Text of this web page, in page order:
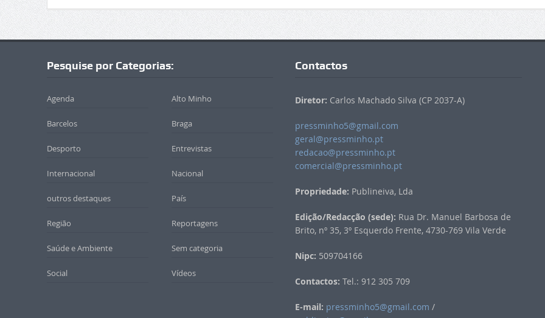
Pesquise por Categorias:
Agenda Alto Minho
Barcelos Braga
Desporto Entrevistas
Internacional Nacional
outros destaques País
Região Reportagens
Saúde e Ambiente Sem categoria
Social Vídeos
Contactos
Diretor: Carlos Machado Silva (CP 2037-A)
pressminho5@gmail.com
geral@pressminho.pt
redacao@pressminho.pt
comercial@pressminho.pt
Propriedade: Publineiva, Lda
Edição/Redacção (sede): Rua Dr. Manuel Barbosa de
Brito, nº 35, 3º Esquerdo Frente, 4730-769 Vila Verde
Nipc: 509704166
Contactos: Tel.: 912 305 709
E-mail: pressminho5@gmail.com /